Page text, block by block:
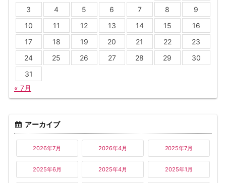
3
4 5 6 7 8
9
10
11 12 13 14 15
16
17
18 19 20 21 22
23
24
25 26 27 28 29
30
31
« 7月
アーカイブ
2026年7月 2026年4月 2025年7月
2025年6月 2025年4月 2025年1月